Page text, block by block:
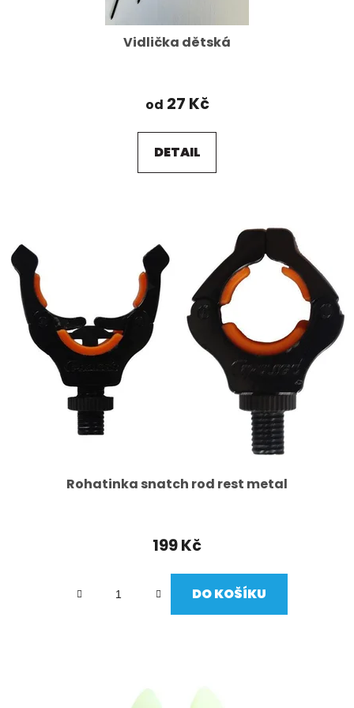
Vidlička dětská
od 27 Kč
DETAIL
Rohatinka snatch rod rest metal
199 Kč
DO KOŠÍKU